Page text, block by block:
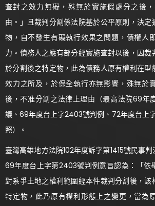
查封之效力無礙，殊無於實施假處分之後
由。」且裁判分割係法院基於公平原則，決
物，自不發生有礙執行效果之問題，債權人
力。債務人之應有部分經實施查封以後，因裁
於分割後之特定物，此為債務人原有權利在型
效力之所及，於保全執行亦無影響，殊無於
後，不准分割之法律上理由（最高法院69年
議、69年度台上字2403號判例、72年度台上
照）。
臺灣高雄地方法院102年度訴字第1415號民事
69年度台上字第2403號判例意旨認為：「依
對系爭土地之權利範圍經本件裁判分割後，該
特定物，此乃原有權利形態上之變更，當為